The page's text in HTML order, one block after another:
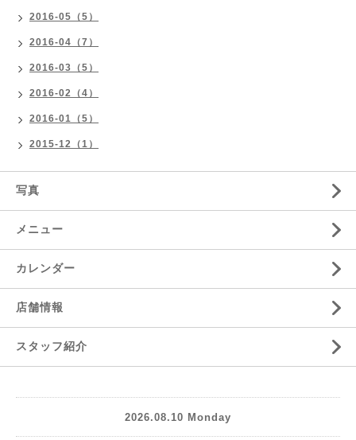
2016-05（5）
2016-04（7）
2016-03（5）
2016-02（4）
2016-01（5）
2015-12（1）
写真
メニュー
カレンダー
店舗情報
スタッフ紹介
2026.08.10 Monday